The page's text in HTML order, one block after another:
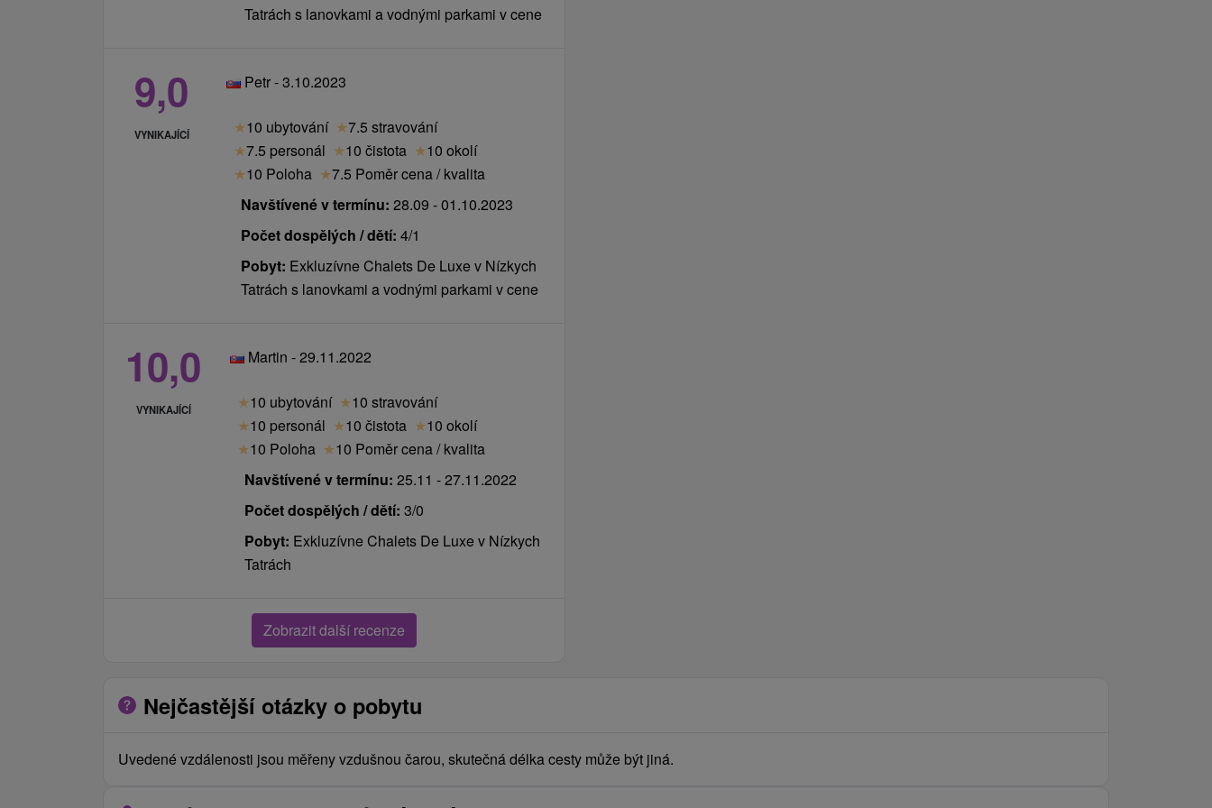
Dítě na
přistýlce 6-
11,99 r.
23,00 € 23,00 € 23,00 €
ZDARMA ZDARMA ZDARMA
V ceně pobytu zahrnuto:
- župan, pantofle do wellness
- parkování
- za ubytování se zvířetem do 15 kg 15 € / noc
- místní poplatek osoby od 12 let 1 € / osoba / noc
- polopenze - večeře dospělá osoba 12 € / den, dítě 6-11,99 let 8 € /
- za apartmán DeLuxe 20 € / noc
Tatrách s lanovkami a vodnými parkami v cene
9,0
VYNIKAJÍCÍ
Petr - 3.10.2023
★10 ubytování ★7.5 stravování
★7.5 personál ★10 čistota ★10 okolí
★10 Poloha ★7.5 Poměr cena / kvalita
Navštívené v termínu: 28.09 - 01.10.2023
Počet dospělých / dětí: 4/1
Pobyt: Exkluzívne Chalets De Luxe v Nízkych
Tatrách s lanovkami a vodnými parkami v cene
10,0
VYNIKAJÍCÍ
Martin - 29.11.2022
★10 ubytování ★10 stravování
★10 personál ★10 čistota ★10 okolí
★10 Poloha ★10 Poměr cena / kvalita
Navštívené v termínu: 25.11 - 27.11.2022
Počet dospělých / dětí: 3/0
Pobyt: Exkluzívne Chalets De Luxe v Nízkych
Tatrách
Zobrazit další recenze
Nejčastější otázky o pobytu
Uvedené vzdálenosti jsou měřeny vzdušnou čarou, skutečná délka cesty může být jiná.